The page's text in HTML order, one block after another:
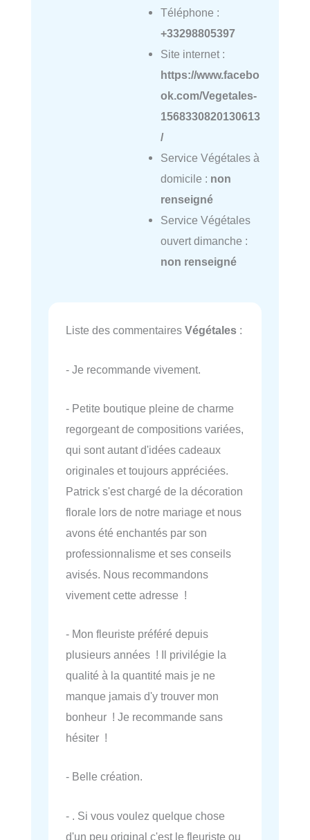
Téléphone :
+33298805397
Site internet :
https://www.facebo
ok.com/Vegetales-
1568330820130613
/
Service Végétales à
domicile : non
renseigné
Service Végétales
ouvert dimanche :
non renseigné
Liste des commentaires Végétales :
- Je recommande vivement.
- Petite boutique pleine de charme
regorgeant de compositions variées,
qui sont autant d'idées cadeaux
originales et toujours appréciées.
Patrick s'est chargé de la décoration
florale lors de notre mariage et nous
avons été enchantés par son
professionnalisme et ses conseils
avisés. Nous recommandons
vivement cette adresse !
- Mon fleuriste préféré depuis
plusieurs années ! Il privilégie la
qualité à la quantité mais je ne
manque jamais d'y trouver mon
bonheur ! Je recommande sans
hésiter !
- Belle création.
- . Si vous voulez quelque chose
d'un peu original c'est le fleuriste ou